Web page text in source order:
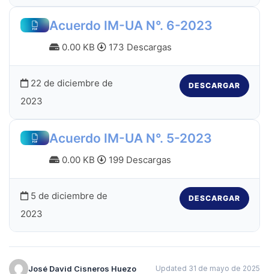
Acuerdo IM-UA N°. 6-2023
0.00 KB 173 Descargas
22 de diciembre de
2023
DESCARGAR
Acuerdo IM-UA N°. 5-2023
0.00 KB 199 Descargas
5 de diciembre de
2023
DESCARGAR
José David Cisneros Huezo Updated 31 de mayo de 2025